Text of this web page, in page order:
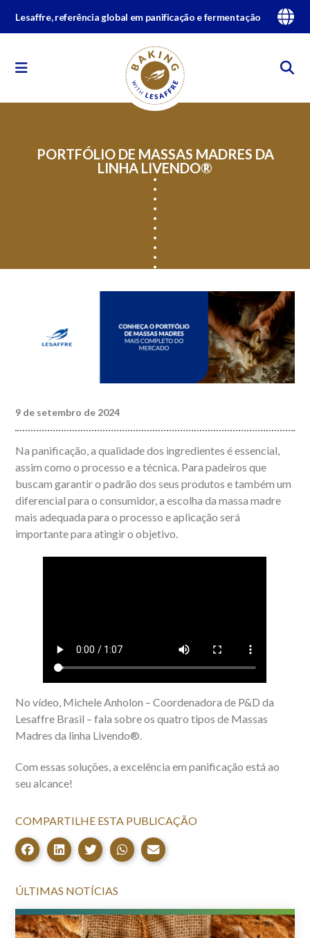
Lesaffre, referência global em panificação e fermentação
PORTFÓLIO DE MASSAS MADRES DA
LINHA LIVENDO®️
9 de setembro de 2024
Na panificação, a qualidade dos ingredientes é essencial,
assim como o processo e a técnica. Para padeiros que
buscam garantir o padrão dos seus produtos e também um
diferencial para o consumidor, a escolha da massa madre
mais adequada para o processo e aplicação será
importante para atingir o objetivo.
No vídeo, Michele Anholon – Coordenadora de P&D da
Lesaffre Brasil – fala sobre os quatro tipos de Massas
Madres da linha Livendo®️.
Com essas soluções, a excelência em panificação está ao
seu alcance!
COMPARTILHE ESTA PUBLICAÇÃO
ÚLTIMAS NOTÍCIAS